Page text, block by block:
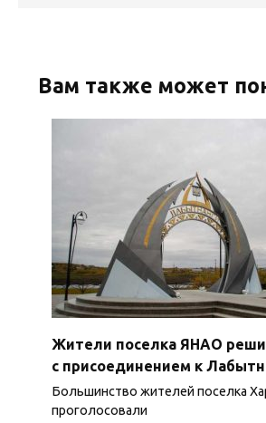
Вам также может
Жители поселка ЯНАО
с присоединением к
Большинство жителей поселка
проголосовали